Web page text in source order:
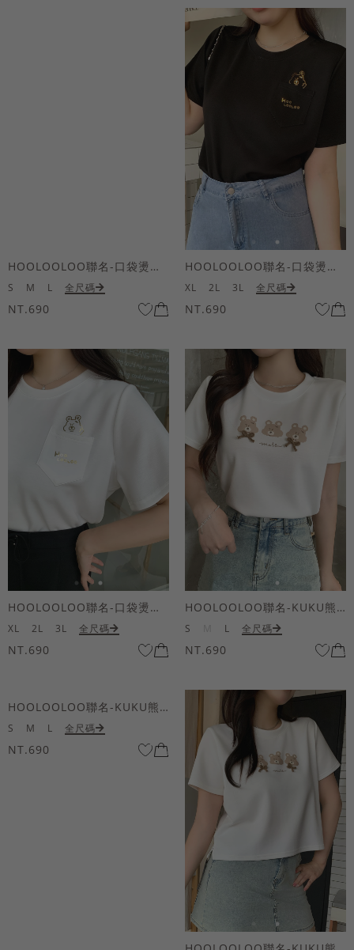
HOOLOOLOO聯名-口袋燙金KUKU熊短袖上衣
S M L 全尺碼
NT.690
HOOLOOLOO聯名-口袋燙金KUKU熊短袖上衣
XL 2L 3L 全尺碼
NT.690
HOOLOOLOO聯名-口袋燙金KUKU熊短袖上衣
XL 2L 3L 全尺碼
NT.690
HOOLOOLOO聯名-KUKU熊蝴蝶結短袖上衣
S L 全尺碼
NT.690
HOOLOOLOO聯名-KUKU熊蝴蝶結短袖上衣
S M L 全尺碼
NT.690